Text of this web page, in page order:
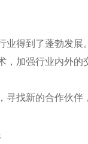
得到了蓬勃发展。
加强行业内外的
新的合作伙伴